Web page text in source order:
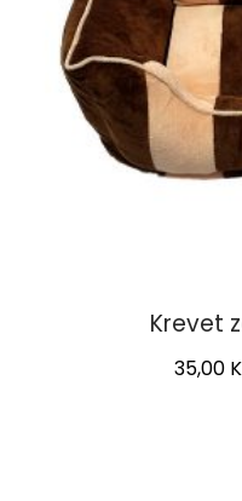
Krevet
35,00